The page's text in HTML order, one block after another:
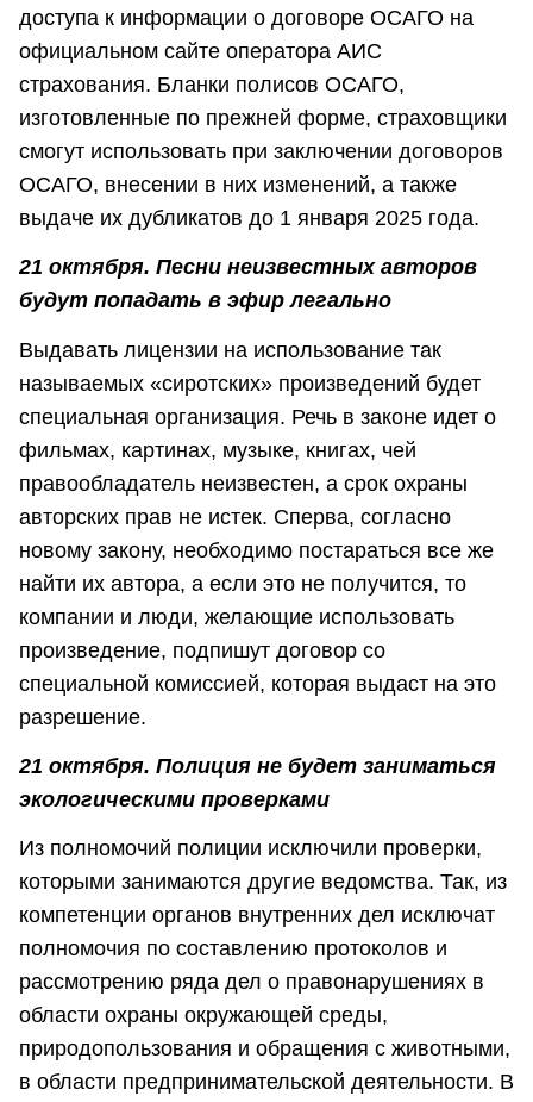
доступа к информации о договоре ОСАГО на
официальном сайте оператора АИС
страхования. Бланки полисов ОСАГО,
изготовленные по прежней форме, страховщики
смогут использовать при заключении договоров
ОСАГО, внесении в них изменений, а также
выдаче их дубликатов до 1 января 2025 года.
21 октября. Песни неизвестных авторов
будут попадать в эфир легально
Выдавать лицензии на использование так
называемых «сиротских» произведений будет
специальная организация. Речь в законе идет о
фильмах, картинах, музыке, книгах, чей
правообладатель неизвестен, а срок охраны
авторских прав не истек. Сперва, согласно
новому закону, необходимо постараться все же
найти их автора, а если это не получится, то
компании и люди, желающие использовать
произведение, подпишут договор со
специальной комиссией, которая выдаст на это
разрешение.
21 октября. Полиция не будет заниматься
экологическими проверками
Из полномочий полиции исключили проверки,
которыми занимаются другие ведомства. Так, из
компетенции органов внутренних дел исключат
полномочия по составлению протоколов и
рассмотрению ряда дел о правонарушениях в
области охраны окружающей среды,
природопользования и обращения с животными,
в области предпринимательской деятельности. В